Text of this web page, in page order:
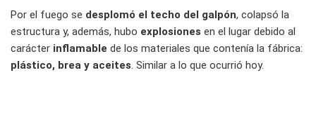
Por el fuego se desplomó el techo del galpón, colapsó la
estructura y, además, hubo explosiones en el lugar debido al
carácter inflamable de los materiales que contenía la fábrica:
plástico, brea y aceites . Similar a lo que ocurrió hoy.